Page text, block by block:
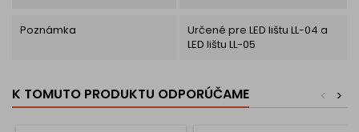
Poznámka
Určené pre LED lištu LL-04 a
LED lištu LL-05
K TOMUTO PRODUKTU ODPORÚČAME >
<